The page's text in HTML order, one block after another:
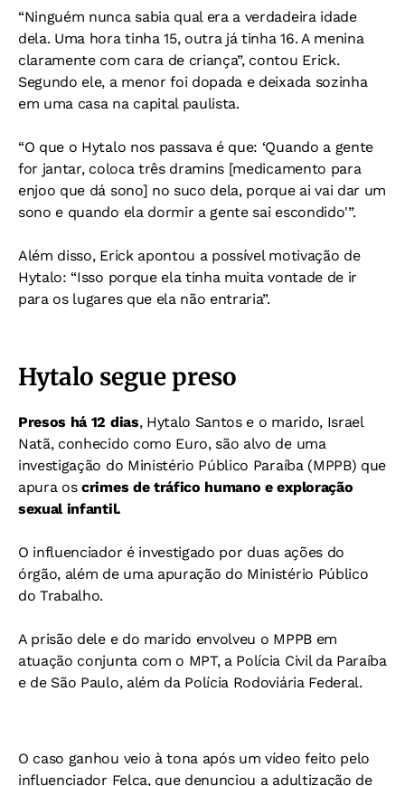
“Ninguém nunca sabia qual era a verdadeira idade
dela. Uma hora tinha 15, outra já tinha 16. A menina
claramente com cara de criança”, contou Erick.
Segundo ele, a menor foi dopada e deixada sozinha
em uma casa na capital paulista.
“O que o Hytalo nos passava é que: ‘Quando a gente
for jantar, coloca três dramins [medicamento para
enjoo que dá sono] no suco dela, porque ai vai dar um
sono e quando ela dormir a gente sai escondido'”.
Além disso, Erick apontou a possível motivação de
Hytalo: “Isso porque ela tinha muita vontade de ir
para os lugares que ela não entraria”.
Hytalo segue preso
Presos há 12 dias, Hytalo Santos e o marido, Israel
Natã, conhecido como Euro, são alvo de uma
investigação do Ministério Público Paraíba (MPPB) que
apura oscrimes de tráfico humano e exploração
sexual infantil.
O influenciador é investigado por duas ações do
órgão, além de uma apuração do Ministério Público
do Trabalho.
A prisão dele e do marido envolveu o MPPB em
atuação conjunta com o MPT, a Polícia Civil da Paraíba
e de São Paulo, além da Polícia Rodoviária Federal.
O caso ganhou veio à tona após um vídeo feito pelo
influenciador Felca, que denunciou a adultização de